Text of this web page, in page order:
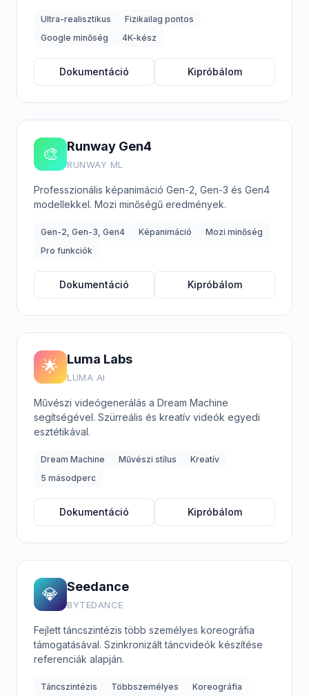
Ultra-realisztikus
Fizikailag pontos
Google minőség
4K-kész
Dokumentáció Kipróbálom
🎨 Runway Gen4
RUNWAY ML
Professzionális képanimáció Gen-2, Gen-3 és Gen4
modellekkel. Mozi minőségű eredmények.
Gen-2, Gen-3, Gen4 Képanimáció
Mozi minőség
Pro funkciók
Dokumentáció Kipróbálom
🌟 Luma Labs
LUMA AI
Művészi videógenerálás a Dream Machine
segítségével. Szürreális és kreatív videók egyedi
esztétikával.
Dream Machine Művészi stílus
Kreatív
5 másodperc
Dokumentáció Kipróbálom
💎 Seedance
BYTEDANCE
Fejlett táncszintézis több személyes koreográfia
támogatásával. Szinkronizált táncvideók készítése
referenciák alapján.
Táncszintézis Többszemélyes Koreográfia